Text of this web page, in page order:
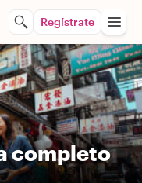
Regístrate
completo